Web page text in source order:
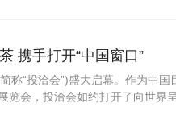
携手打开“中国窗口”
称“投洽会”)盛大启幕。作为中国
览会，投洽会如约打开了向世界